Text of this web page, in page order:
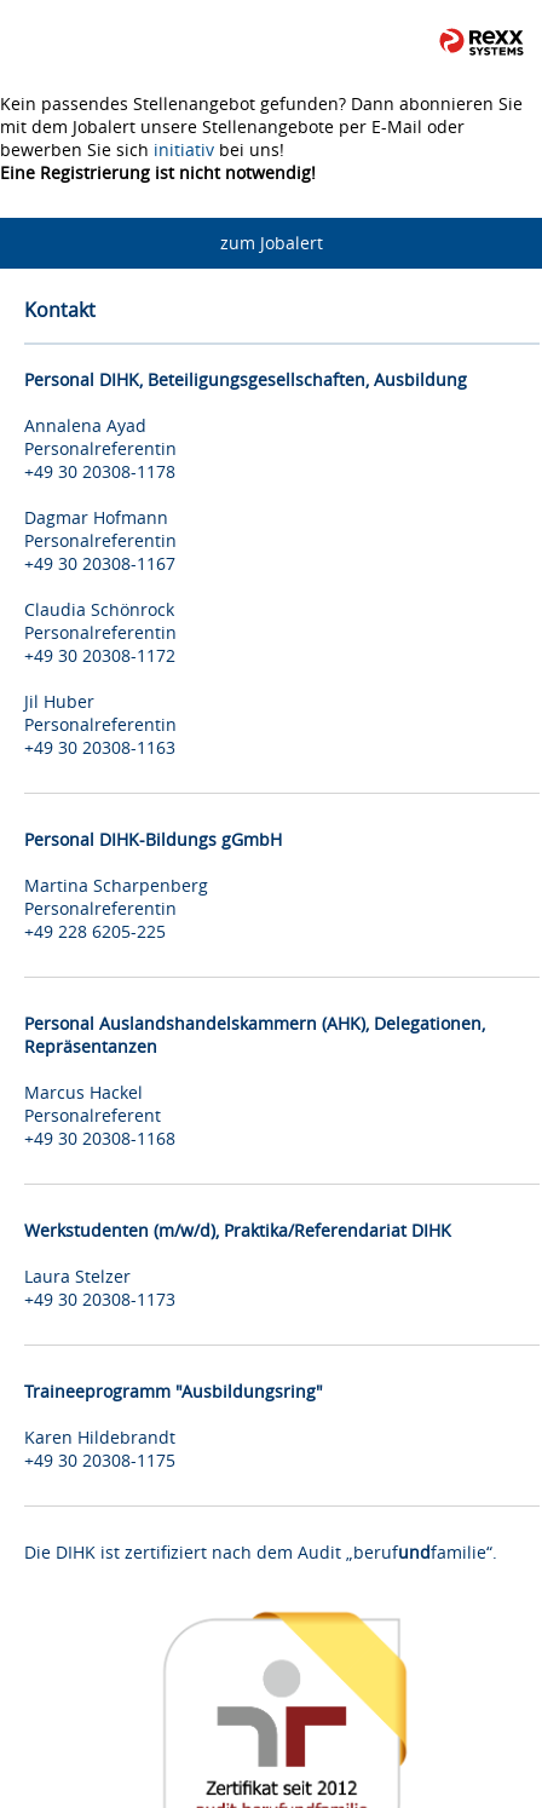
Kein passendes Stellenangebot gefunden? Dann abonnieren Sie
mit dem Jobalert unsere Stellenangebote per E-Mail oder
bewerben Sie sich initiativ bei uns!
Eine Registrierung ist nicht notwendig!
zum Jobalert
Kontakt
Personal DIHK, Beteiligungsgesellschaften, Ausbildung
Annalena Ayad
Personalreferentin
+49 30 20308-1178
Dagmar Hofmann
Personalreferentin
+49 30 20308-1167
Claudia Schönrock
Personalreferentin
+49 30 20308-1172
Jil Huber
Personalreferentin
+49 30 20308-1163
Personal DIHK-Bildungs gGmbH
Martina Scharpenberg
Personalreferentin
+49 228 6205-225
Personal Auslandshandelskammern (AHK), Delegationen,
Repräsentanzen
Marcus Hackel
Personalreferent
+49 30 20308-1168
Werkstudenten (m/w/d), Praktika/Referendariat DIHK
Laura Stelzer
+49 30 20308-1173
Traineeprogramm "Ausbildungsring"
Karen Hildebrandt
+49 30 20308-1175
Die DIHK ist zertifiziert nach dem Audit „berufundfamilie“.